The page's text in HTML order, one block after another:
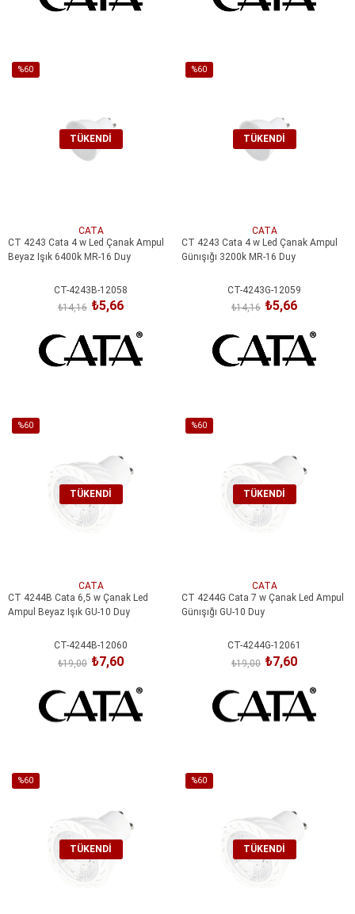
%60
TÜKENDI
CATA
CT 4243 Cata 4 w Led Çanak Ampul
Beyaz Işık 6400k MR-16 Duy
CT-4243B-12058
₺5,66
₺14,16
%60
TÜKENDI
CATA
CT 4243 Cata 4 w Led Çanak Ampul
Günışığı 3200k MR-16 Duy
CT-4243G-12059
₺5,66
₺14,16
%60
TÜKENDI
CATA
CT 4244B Cata 6,5 w Çanak Led
Ampul Beyaz Işık GU-10 Duy
CT-4244B-12060
₺7,60
₺19,00
%60
TÜKENDI
CATA
CT 4244G Cata 7 w Çanak Led Ampul
Günışığı GU-10 Duy
CT-4244G-12061
₺7,60
₺19,00
%60
TÜKENDI
%60
TÜKENDI